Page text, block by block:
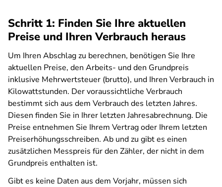
Schritt 1: Finden Sie Ihre aktuellen
Preise und Ihren Verbrauch heraus
Um Ihren Abschlag zu berechnen, benötigen Sie Ihre
aktuellen Preise, den Arbeits- und den Grundpreis
inklusive Mehrwertsteuer (brutto), und Ihren Verbrauch in
Kilowattstunden. Der voraussichtliche Verbrauch
bestimmt sich aus dem Verbrauch des letzten Jahres.
Diesen finden Sie in Ihrer letzten Jahresabrechnung. Die
Preise entnehmen Sie Ihrem Vertrag oder Ihrem letzten
Preiserhöhungsschreiben. Ab und zu gibt es einen
zusätzlichen Messpreis für den Zähler, der nicht in dem
Grundpreis enthalten ist.
Gibt es keine Daten aus dem Vorjahr, müssen sich